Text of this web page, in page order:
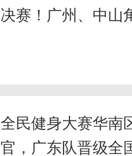
决赛！广州、中山
全民健身大赛华南
官，广东队晋级全